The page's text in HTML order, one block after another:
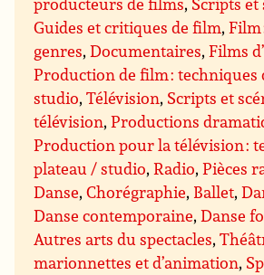
Guides et critiques de film,Film
genres,Documentaires,Films
Production de film : techniques
studio,Télévision, Scripts et
télévision,Productions
Production pour la télévision :
plateau / studio,Radio,Pièces
Danse,Chorégraphie, Ballet,
Danse contemporaine,Danse
Autres arts du spectacles,
marionnettes et d’animation,